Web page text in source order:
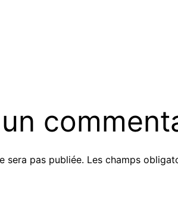
sera pas publiée. Les champs